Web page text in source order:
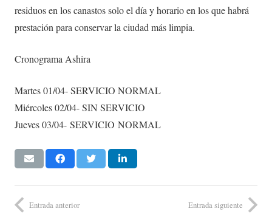
residuos en los canastos solo el día y horario en los que habrá
prestación para conservar la ciudad más limpia.
Cronograma Ashira
Martes 01/04- SERVICIO NORMAL
Miércoles 02/04- SIN SERVICIO
Jueves 03/04- SERVICIO NORMAL
Entrada anterior Entrada siguiente